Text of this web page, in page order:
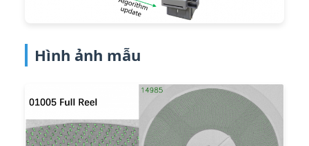
Hình ảnh mẫu